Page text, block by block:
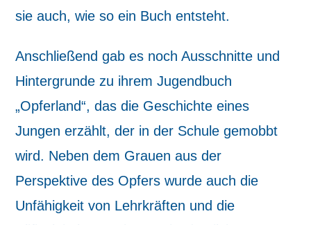
sie auch, wie so ein Buch entsteht.
Anschließend gab es noch Ausschnitte und
Hintergrunde zu ihrem Jugendbuch
„Opferland“, das die Geschichte eines
Jungen erzählt, der in der Schule gemobbt
wird. Neben dem Grauen aus der
Perspektive des Opfers wurde auch die
Unfähigkeit von Lehrkräften und die